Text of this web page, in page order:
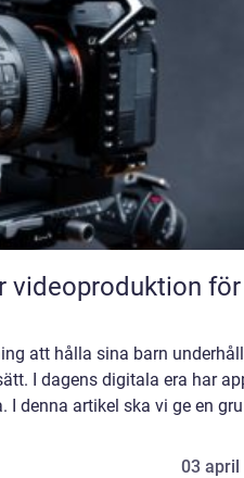
videoproduktion för
att hålla sina barn
I dagens digitala era har
denna artikel ska vi ge en
03 april